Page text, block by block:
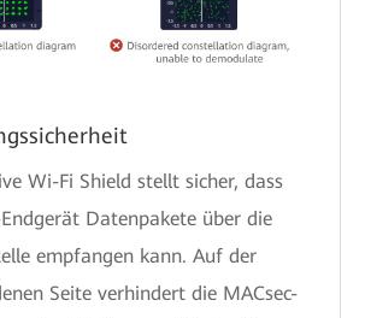
Wi-Fi Shield stellt sicher, dass
Datenpakete über die
empfangen kann. Auf der
Seite verhindert die MACsec-